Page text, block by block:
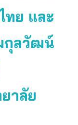
ทย และ
กุลวัฒน์
าลัย